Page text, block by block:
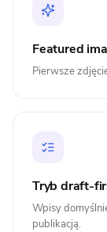
Featured
Pierwsze
Tryb draft-
Wpisy
publikacją.